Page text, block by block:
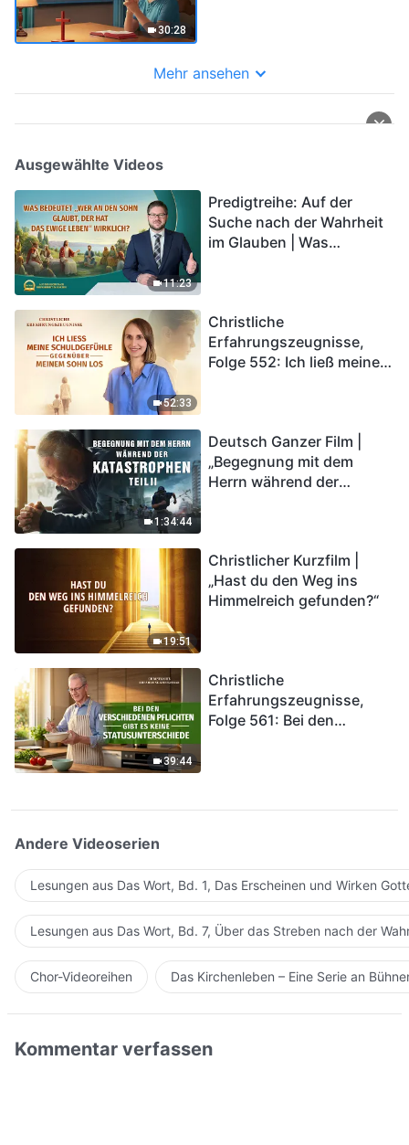
30:28
Mehr ansehen
Ausgewählte Videos
11:23
Predigtreihe: Auf der
Suche nach der Wahrheit
im Glauben | Was
52:33
Christliche
Erfahrungszeugnisse,
Folge 552: Ich ließ meine
1:34:44
Deutsch Ganzer Film |
„Begegnung mit dem
Herrn während der
in das Königreich Gottes
eintreten?
19:51
Christlicher Kurzfilm |
„Hast du den Weg ins
Himmelreich gefunden?“
39:44
Christliche
Erfahrungszeugnisse,
Folge 561: Bei den
Andere Videoserien
Lesungen aus Das Wort, Bd. 1, Das Erscheinen und Wirken
Lesungen aus Das Wort, Bd. 7, Über das Streben nach der
Chor-Videoreihen Das Kirchenleben – Eine Serie an
Kommentar verfassen